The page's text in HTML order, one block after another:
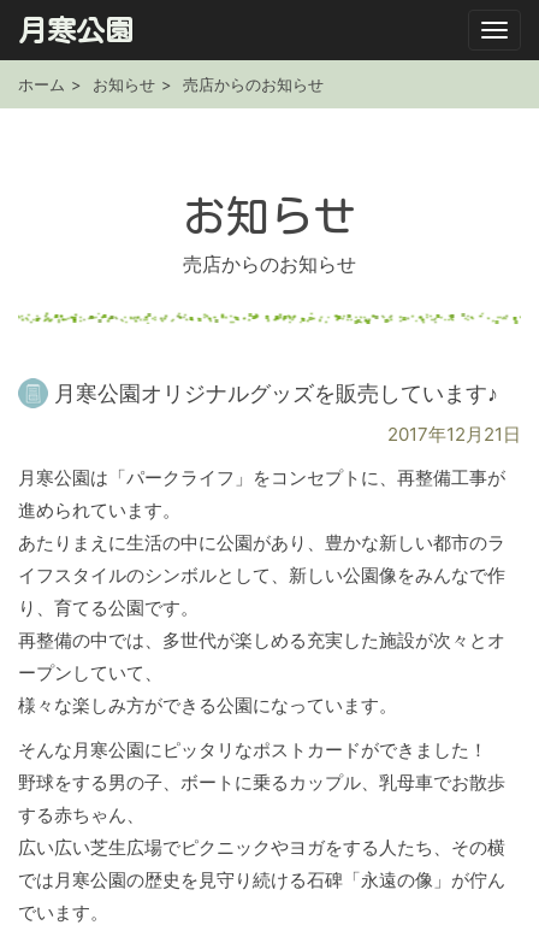
月寒公園
ホーム お知らせ 売店からのお知らせ
お知らせ
売店からのお知らせ
月寒公園オリジナルグッズを販売しています♪
2017年12月21日
月寒公園は「パークライフ」をコンセプトに、再整備工事が
進められています。
あたりまえに生活の中に公園があり、豊かな新しい都市のラ
イフスタイルのシンボルとして、新しい公園像をみんなで作
り、育てる公園です。
再整備の中では、多世代が楽しめる充実した施設が次々とオ
ープンしていて、
様々な楽しみ方ができる公園になっています。
そんな月寒公園にピッタリなポストカードができました！
野球をする男の子、ボートに乗るカップル、乳母車でお散歩
する赤ちゃん、
広い広い芝生広場でピクニックやヨガをする人たち、その横
では月寒公園の歴史を見守り続ける石碑「永遠の像」が佇ん
でいます。